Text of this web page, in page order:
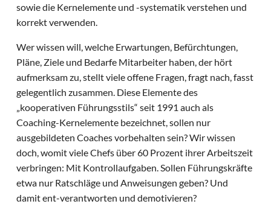
sowie die Kernelemente und -systematik verstehen und
korrekt verwenden.
Wer wissen will, welche Erwartungen, Befürchtungen,
Pläne, Ziele und Bedarfe Mitarbeiter haben, der hört
aufmerksam zu, stellt viele offene Fragen, fragt nach, fasst
gelegentlich zusammen. Diese Elemente des
„kooperativen Führungsstils“ seit 1991 auch als
Coaching-Kernelemente bezeichnet, sollen nur
ausgebildeten Coaches vorbehalten sein? Wir wissen
doch, womit viele Chefs über 60 Prozent ihrer Arbeitszeit
verbringen: Mit Kontrollaufgaben. Sollen Führungskräfte
etwa nur Ratschläge und Anweisungen geben? Und
damit ent-verantworten und demotivieren?